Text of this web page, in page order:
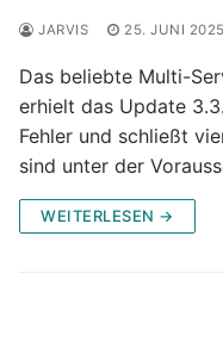
JARVIS 25. JUNI 2025
Das beliebte Multi-
erhielt das Update
Fehler und schließt
sind unter der
WEITERLESEN →